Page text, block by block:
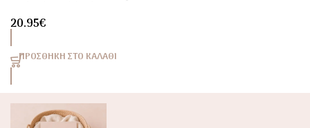
20.95€
ΠΡΟΣΘΉΚΗ ΣΤΟ ΚΑΛΆΘΙ